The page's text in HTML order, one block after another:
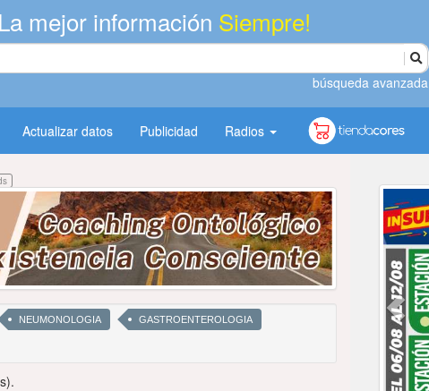
La mejor información Siempre!
búsqueda avanzada
Actualizar datos Publicidad Radios
NEUMONOLOGIA GASTROENTEROLOGIA